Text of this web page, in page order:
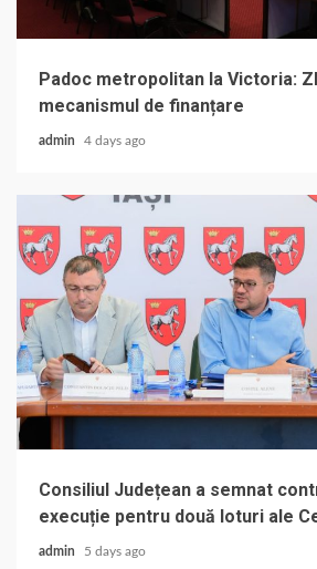
Padoc metropolitan la Victoria:
mecanismul de finanțare
admin 4 days ago
Consiliul Județean a semnat
execuție pentru două loturi ale
admin 5 days ago